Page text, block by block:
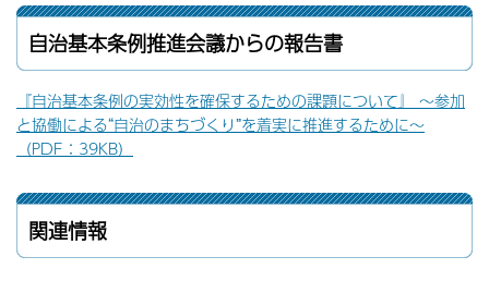
自治基本条例推進会議からの報告書
『自治基本条例の実効性を確保するための課題について』 〜参加
と協働による“自治のまちづくり”を着実に推進するために〜
（PDF：39KB）
関連情報